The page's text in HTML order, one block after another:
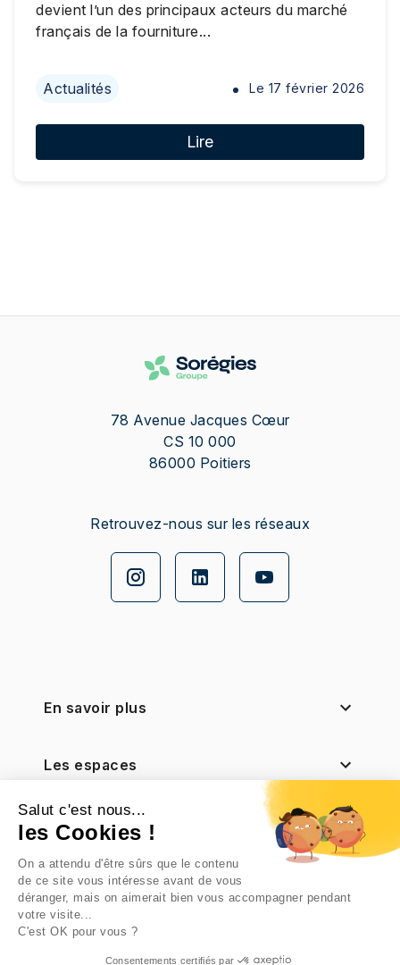
devient l’un des principaux acteurs du marché
français de la fourniture...
Actualités Le 17 février 2026
Lire
78 Avenue Jacques Cœur
CS 10 000
86000 Poitiers
En savoir plus
Les espaces
Nos filiales
Notre actionnaire
Retrouvez-nous sur les réseaux
Salut c'est nous...
les Cookies !
On a attendu d'être sûrs que le contenu
de ce site vous intéresse avant de vous
déranger, mais on aimerait bien vous accompagner pendant
votre visite...
C'est OK pour vous ?
Consentements certifiés par